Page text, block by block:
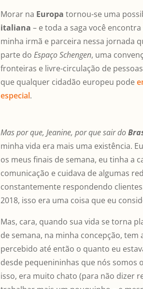
Morar na Europa tornou-se uma
italiana – e toda a saga você
minha irmã e parceira nessa jornada
parte doEspaço Schengen, uma
fronteiras e livre-circulação de
que qualquer cidadão europeu pode
especial.
Mas por que, Jeanine, por que sair do
minha vida era mais uma existência.
os meus finais de semana, eu tinha a
comunicação e cuidava de algumas
constantemente respondendo
2018, isso era uma coisa que eu
Mas, cara, quando sua vida se torna
de semana, na minha concepção, tem
percebido até então o quanto eu
desde pequenininhas que nós somos
isso, era muito chato (para não dizer